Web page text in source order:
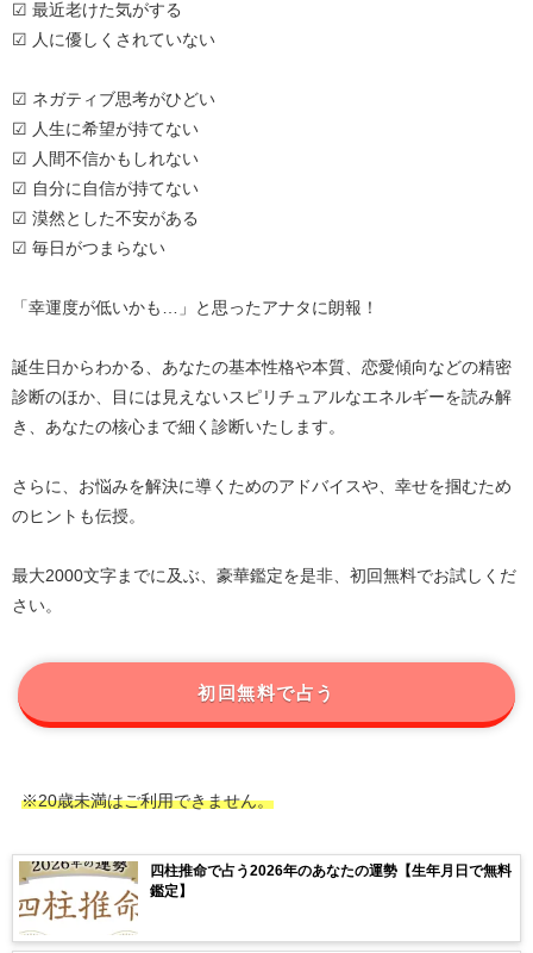
☑ 最近老けた気がする
☑ 人に優しくされていない
☑ ネガティブ思考がひどい
☑ 人生に希望が持てない
☑ 人間不信かもしれない
☑ 自分に自信が持てない
☑ 漠然とした不安がある
☑ 毎日がつまらない
「幸運度が低いかも…」と思ったアナタに朗報！
誕生日からわかる、あなたの基本性格や本質、恋愛傾向などの精密
診断のほか、目には見えないスピリチュアルなエネルギーを読み解
き、あなたの核心まで細く診断いたします。
さらに、お悩みを解決に導くためのアドバイスや、幸せを掴むため
のヒントも伝授。
最大2000文字までに及ぶ、豪華鑑定を是非、初回無料でお試しくだ
さい。
初回無料で占う
※20歳未満はご利用できません。
四柱推命で占う2026年のあなたの運勢【生年月日で無料
鑑定】